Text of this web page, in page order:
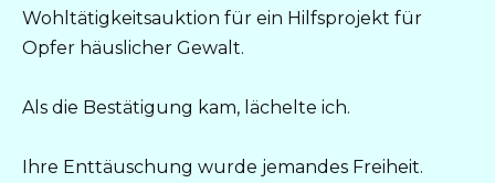
Wohltätigkeitsauktion für ein Hilfsprojekt für
Opfer häuslicher Gewalt.
Als die Bestätigung kam, lächelte ich.
Ihre Enttäuschung wurde jemandes Freiheit.